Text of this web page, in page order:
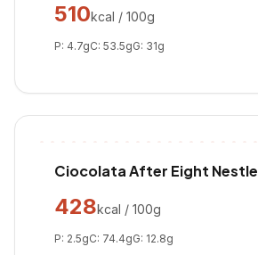
510kcal / 100g
P: 4.7gC: 53.5gG: 31g
Ciocolata After Eight Nestle
428kcal / 100g
P: 2.5gC: 74.4gG: 12.8g